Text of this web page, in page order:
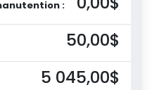
:
50,00$
5 045,00$